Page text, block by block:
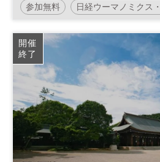
参加無料 日経ウーマノミクス
ラグビー
平日夜開催
開催
終了